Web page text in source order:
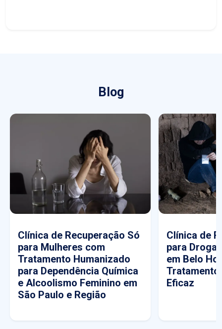
Blog
Clínica de Recuperação Só
para Mulheres com
Tratamento Humanizado
para Dependência Química
e Alcoolismo Feminino em
São Paulo e Região
Clínica de
para
em Belo
Tratamento
Eficaz